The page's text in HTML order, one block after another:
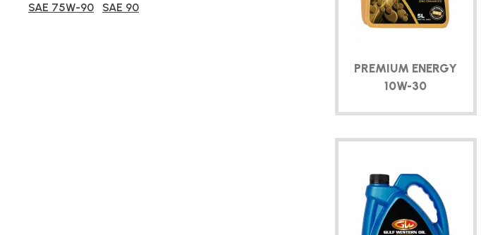
SAE 75W-90
SAE 90
PREMIUM ENERGY
10W-30